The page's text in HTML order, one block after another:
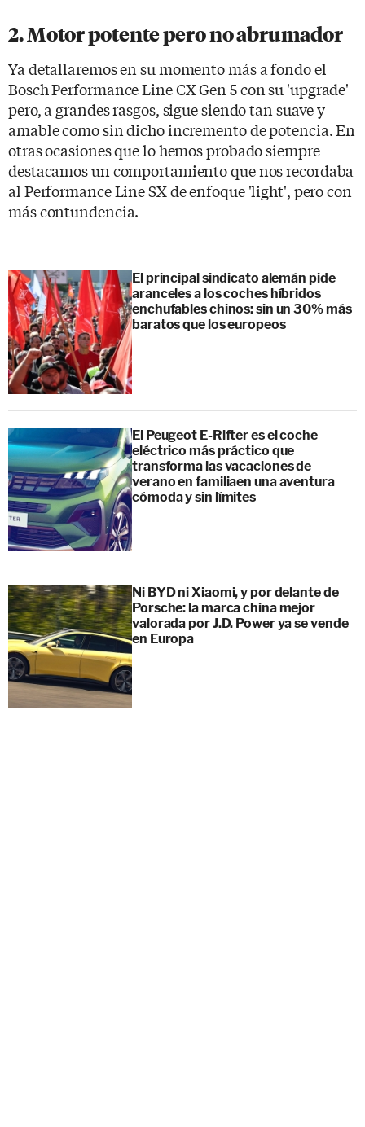
2. Motor potente pero no abrumador
Ya detallaremos en su momento más a fondo el
Bosch Performance Line CX Gen 5 con su 'upgrade'
pero, a grandes rasgos, sigue siendo tan suave y
amable como sin dicho incremento de potencia. En
otras ocasiones que lo hemos probado siempre
destacamos un comportamiento que nos recordaba
al Performance Line SX de enfoque 'light', pero con
más contundencia.
El principal sindicato alemán pide
aranceles a los coches híbridos
enchufables chinos: sin un 30% más
baratos que los europeos
El Peugeot E-Rifter es el coche
eléctrico más práctico que
transforma las vacaciones de
verano en familiaen una aventura
cómoda y sin límites
Ni BYD ni Xiaomi, y por delante de
Porsche: la marca china mejor
valorada por J.D. Power ya se vende
en Europa